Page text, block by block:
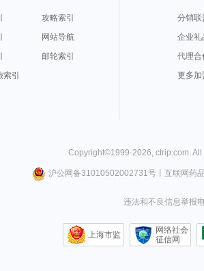
攻略索引
网站导航
邮轮索引
索引
分销联
企业礼
代理合
更多加
Copyright©1999-2026 ctrip.com .
沪公网备31010502002731号丨 互联网药
违法和不良信息举报
上海市监
网络社会
征信网